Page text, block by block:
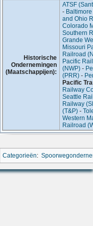
Historische
Ondernemingen
(Maatschappijen):
ATSF
-
and Ohio
Colorado
Southern
Grande
Missouri
Railroad
Pacific
(NWP)-
(PRR)-
Pacific
Railway
Seattle
Railway
(T&P)-
Western
Railroad
Categorieën: